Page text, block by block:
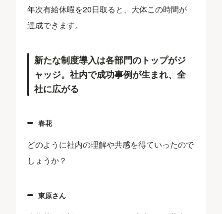
年次有給休暇を20日取ると、大体この時間が
達成できます。
新たな制度導入は各部門のトップがジ
ャッジ。社内で成功事例が生まれ、全
社に広がる
春花
どのように社内の理解や共感を得ていったので
しょうか？
東原さん